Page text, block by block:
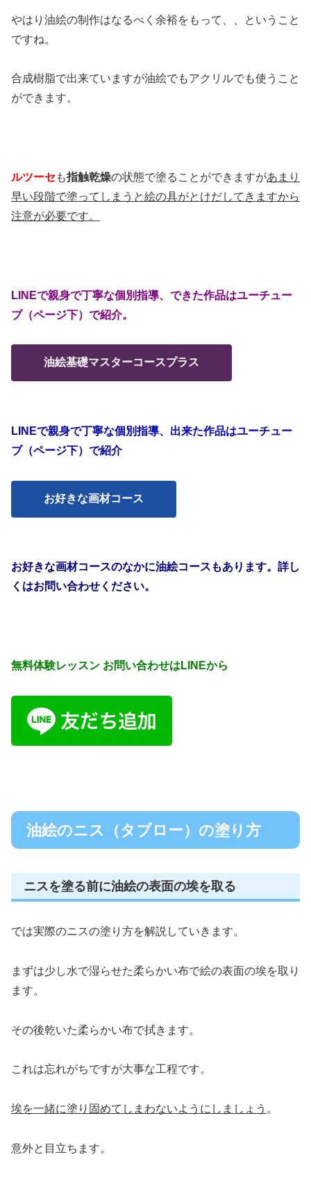
やはり油絵の制作はなるべく余裕をもって、、ということ
ですね。
合成樹脂で出来ていますが油絵でもアクリルでも使うこと
ができます。
ルツーセ も指触乾燥の状態で塗ることができますがあまり
早い段階で塗ってしまうと絵の具がとけだしてきますから
注意が必要です。
LINEで親身で丁寧な個別指導、できた作品はユーチュー
ブ（ページ下）で紹介。
油絵基礎マスターコースプラス
LINEで親身で丁寧な個別指導、出来た作品はユーチュー
ブ（ページ下）で紹介
お好きな画材コース
お好きな画材コースのなかに油絵コースもあります。詳し
くはお問い合わせください。
無料体験レッスン お問い合わせはLINEから
油絵のニス（タブロー）の塗り方
ニスを塗る前に油絵の表面の埃を取る
では実際のニスの塗り方を解説していきます。
まずは少し水で湿らせた柔らかい布で絵の表面の埃を取り
ます。
その後乾いた柔らかい布で拭きます。
これは忘れがちですが大事な工程です。
埃を一緒に塗り固めてしまわないようにしましょう 。
意外と目立ちます。